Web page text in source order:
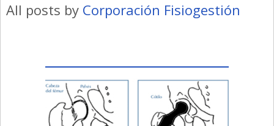
All posts by Corporación Fisiogestión